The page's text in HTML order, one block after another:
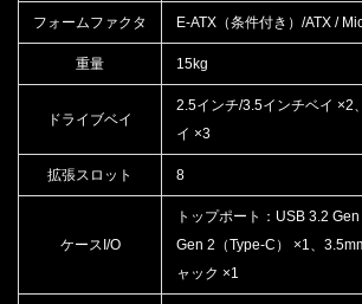
フォームファクタ E-ATX（条件付き）/ATX /
重量 15kg
ドライブベイ
2.5インチ/3.5インチベイ ×2
イ ×3
拡張スロット 8
ケースI/O
トップポート：USB 3.2
Gen 2（Type-C） ×1、
ャック ×1